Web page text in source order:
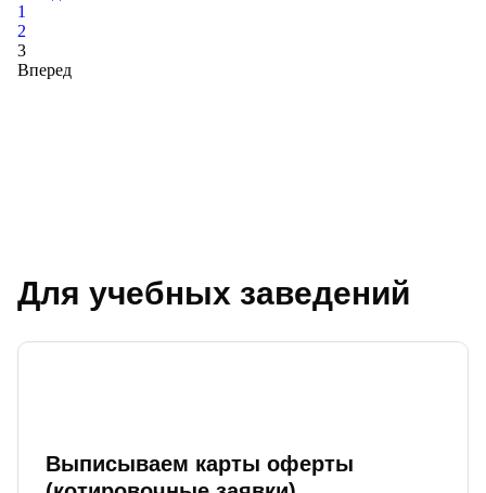
1
2
3
Вперед
Для учебных заведений
Выписываем карты оферты